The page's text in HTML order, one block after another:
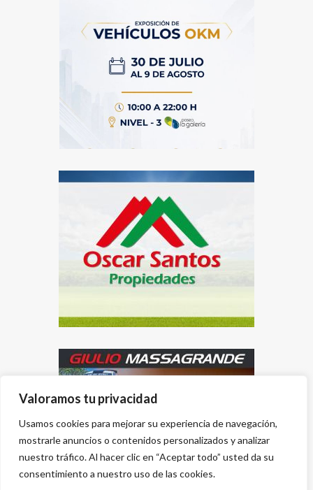
Valoramos tu privacidad
Usamos cookies para mejorar su experiencia de navegación,
mostrarle anuncios o contenidos personalizados y analizar
nuestro tráfico. Al hacer clic en “Aceptar todo” usted da su
consentimiento a nuestro uso de las cookies.